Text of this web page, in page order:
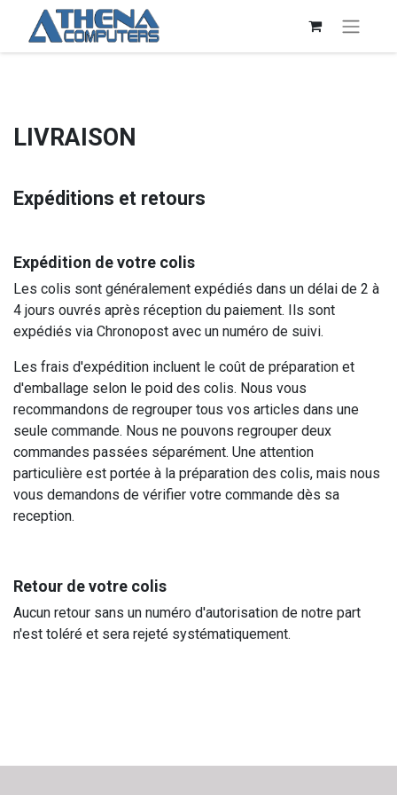
LIVRAISON
Expéditions et retours
Expédition de votre colis
Les colis sont généralement expédiés dans un délai de 2 à
4 jours ouvrés après réception du paiement. Ils sont
expédiés via Chronopost avec un numéro de suivi.
Les frais d'expédition incluent le coût de préparation et
d'emballage selon le poid des colis. Nous vous
recommandons de regrouper tous vos articles dans une
seule commande. Nous ne pouvons regrouper deux
commandes passées séparément. Une attention
particulière est portée à la préparation des colis, mais nous
vous demandons de vérifier votre commande dès sa
reception.
Retour de votre colis
Aucun retour sans un numéro d'autorisation de notre part
n'est toléré et sera rejeté systématiquement.